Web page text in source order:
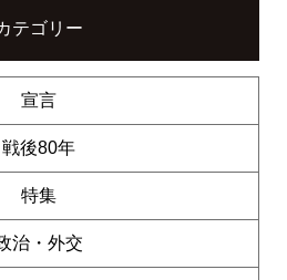
テゴリー
宣言
戦後80年
特集
治・外交